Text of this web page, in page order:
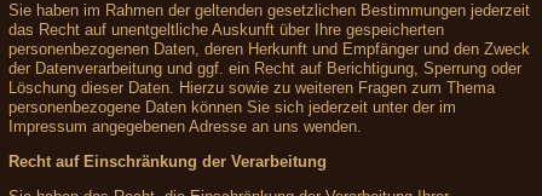
Sie haben im Rahmen der geltenden gesetzlichen Bestimmungen jederzeit
das Recht auf unentgeltliche Auskunft über Ihre gespeicherten
personenbezogenen Daten, deren Herkunft und Empfänger und den Zweck
der Datenverarbeitung und ggf. ein Recht auf Berichtigung, Sperrung oder
Löschung dieser Daten. Hierzu sowie zu weiteren Fragen zum Thema
personenbezogene Daten können Sie sich jederzeit unter der im
Impressum angegebenen Adresse an uns wenden.
Recht auf Einschränkung der Verarbeitung